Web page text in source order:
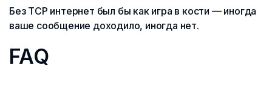
Без TCP интернет был бы как игра в кости — иногда
ваше сообщение доходило, иногда нет.
FAQ